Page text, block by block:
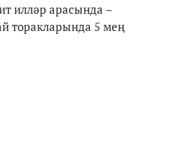
илләр арасында –
торакларында 5 мең